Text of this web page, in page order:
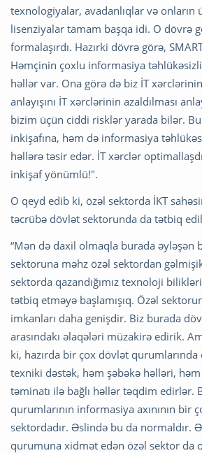
texnologiyalar, avadanlıqlar və onların
lisenziyalar tamam başqa idi. O dövrə
formalaşırdı. Hazırki dövrə görə,
Həmçinin çoxlu informasiya
həllər var. Ona görə də biz İT
anlayışını İT xərclərinin azaldılması
bizim üçün ciddi risklər yarada bilər.
inkişafına, həm də informasiya
həllərə təsir edər. İT xərclər
inkişaf yönümlü!".
O qeyd edib ki, özəl sektorda İKT
təcrübə dövlət sektorunda da tətbiq
“Mən də daxil olmaqla burada əyləşən
sektoruna məhz özəl sektordan
sektorda qazandığımız texnoloji
tətbiq etməyə başlamışıq. Özəl
imkanları daha genişdir. Biz burada
arasındakı əlaqələri müzakirə edirik.
ki, hazırda bir çox dövlət
texniki dəstək, həm şəbəkə həlləri,
təminatı ilə bağlı həllər təqdim edirlər.
qurumlarının informasiya axınının bir
sektordadır. Əslində bu da normaldır.
qurumuna xidmət edən özəl sektor da